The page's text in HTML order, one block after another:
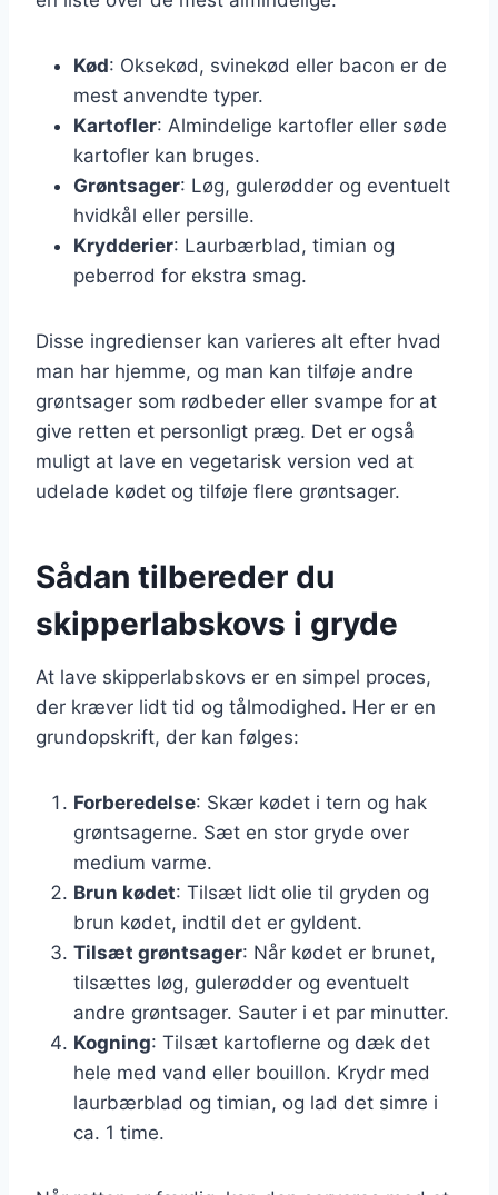
Kød: Oksekød, svinekød eller bacon er de
mest anvendte typer.
Kartofler: Almindelige kartofler eller søde
kartofler kan bruges.
Grøntsager: Løg, gulerødder og eventuelt
hvidkål eller persille.
Krydderier: Laurbærblad, timian og
peberrod for ekstra smag.
Disse ingredienser kan varieres alt efter hvad
man har hjemme, og man kan tilføje andre
grøntsager som rødbeder eller svampe for at
give retten et personligt præg. Det er også
muligt at lave en vegetarisk version ved at
udelade kødet og tilføje flere grøntsager.
Sådan tilbereder du
skipperlabskovs i gryde
At lave skipperlabskovs er en simpel proces,
der kræver lidt tid og tålmodighed. Her er en
grundopskrift, der kan følges:
Forberedelse: Skær kødet i tern og hak
grøntsagerne. Sæt en stor gryde over
medium varme.
Brun kødet: Tilsæt lidt olie til gryden og
brun kødet, indtil det er gyldent.
Tilsæt grøntsager: Når kødet er brunet,
tilsættes løg, gulerødder og eventuelt
andre grøntsager. Sauter i et par minutter.
Kogning: Tilsæt kartoflerne og dæk det
hele med vand eller bouillon. Krydr med
laurbærblad og timian, og lad det simre i
ca. 1 time.